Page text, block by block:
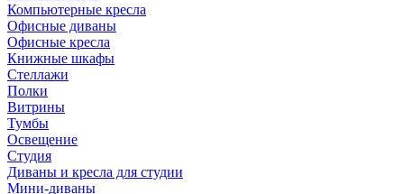
Компьютерные кресла
Офисные диваны
Офисные кресла
Книжные шкафы
Стеллажи
Полки
Витрины
Тумбы
Освещение
Студия
Диваны и кресла для студии
Мини-диваны